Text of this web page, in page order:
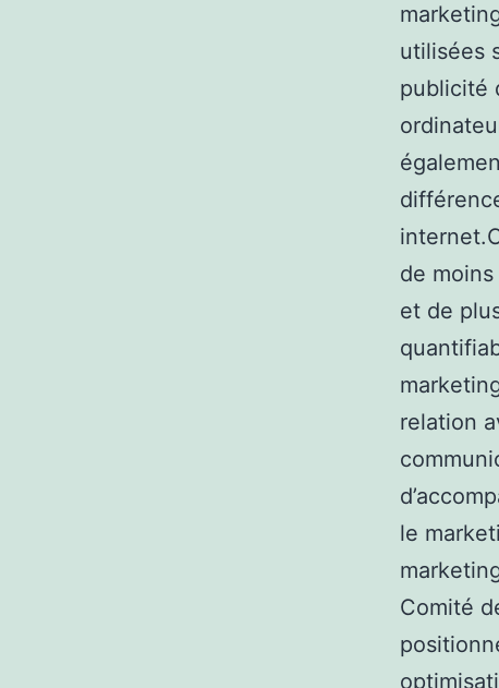
utilisées
publicité
de
et de
relation
le
Comité